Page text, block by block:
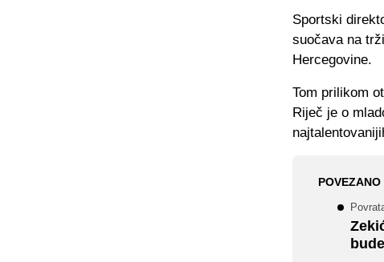
Sportski
suočava na
Hercegovine.
Tom prilikom
Riječ je o
POVEZANO